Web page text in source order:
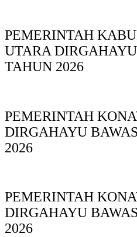
PEMERINTAH
UTARA
TAHUN 2026
PEMERINTAH
DIRGAHAYU
2026
PEMERINTAH
DIRGAHAYU
2026